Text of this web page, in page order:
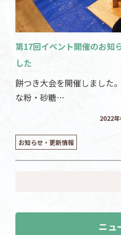
第17回イベント開催のお知
した
餅つき大会を開催しました
な粉・砂糖…
2022
お知らせ・更新情報
ニュ